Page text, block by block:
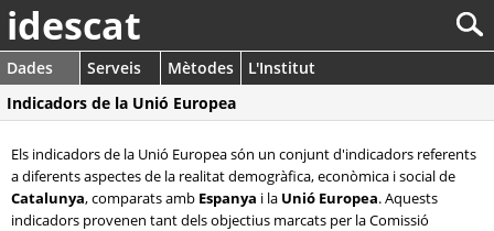
idescat
Dades Serveis Mètodes
L'Institut
Indicadors de la Unió Europea
Els indicadors de la Unió Europea són un conjunt d'indicadors referents
a diferents aspectes de la realitat demogràfica, econòmica i social de
Catalunya, comparats amb Espanya i la Unió Europea. Aquests
indicadors provenen tant dels objectius marcats per la Comissió